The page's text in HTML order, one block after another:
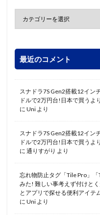
最近のコメント
スナドラ7S Gen2搭載12イン
ドルで2万円台!日本で買うよ
に Uni より
スナドラ7S Gen2搭載12イン
ドルで2万円台!日本で買うよ
に 通りすがり より
忘れ物防止タグ「Tile Pro」
みた! 難しい事考えず付けと
とアプリで探せる便利アイテ
に Uni より